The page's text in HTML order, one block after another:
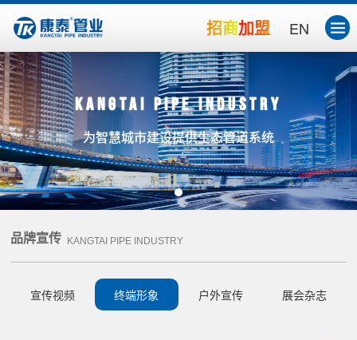
EN
招商加盟
Kangtai Pipe Industry
为智慧城市建设提供生态管道系统
品牌宣传 KANGTAI PIPE INDUSTRY
宣传视频 终端形象 户外宣传 展会杂志